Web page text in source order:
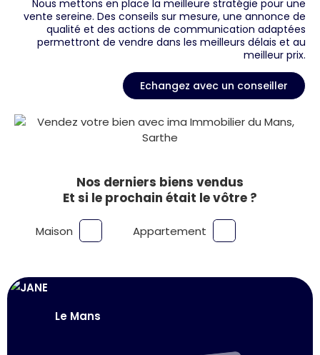
Nous mettons en place la meilleure stratégie pour une
vente sereine. Des conseils sur mesure, une annonce de
qualité et des actions de communication adaptées
permettront de vendre dans les meilleurs délais et au
meilleur prix.
Echangez avec un conseiller
Nos derniers biens vendus
Et si le prochain était le vôtre ?
Maison Appartement
Le Mans